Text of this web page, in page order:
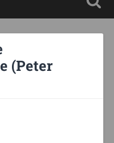
(Peter